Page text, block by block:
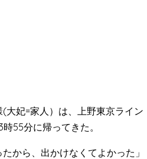
大妃=家人）は、上野東京ライン
55分に帰ってきた。
から、出かけなくてよかった」